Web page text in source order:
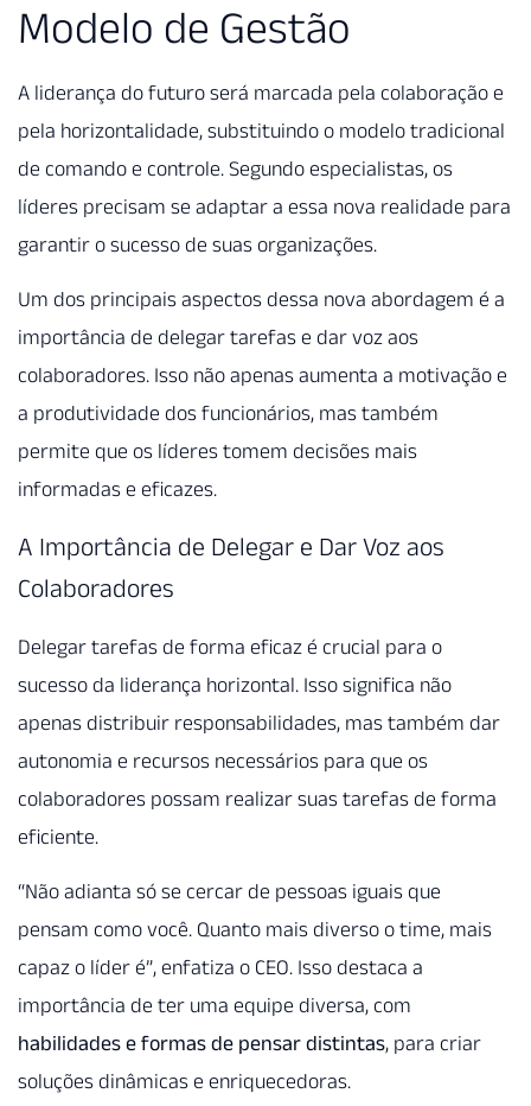
Modelo de Gestão
A liderança do futuro será marcada pela colaboração e
pela horizontalidade, substituindo o modelo tradicional
de comando e controle. Segundo especialistas, os
líderes precisam se adaptar a essa nova realidade para
garantir o sucesso de suas organizações.
Um dos principais aspectos dessa nova abordagem é a
importância de delegar tarefas e dar voz aos
colaboradores. Isso não apenas aumenta a motivação e
a produtividade dos funcionários, mas também
permite que os líderes tomem decisões mais
informadas e eficazes.
A Importância de Delegar e Dar Voz aos
Colaboradores
Delegar tarefas de forma eficaz é crucial para o
sucesso da liderança horizontal. Isso significa não
apenas distribuir responsabilidades, mas também dar
autonomia e recursos necessários para que os
colaboradores possam realizar suas tarefas de forma
eficiente.
“Não adianta só se cercar de pessoas iguais que
pensam como você. Quanto mais diverso o time, mais
capaz o líder é”, enfatiza o CEO. Isso destaca a
importância de ter uma equipe diversa, com
habilidades e formas de pensar distintas, para criar
soluções dinâmicas e enriquecedoras.